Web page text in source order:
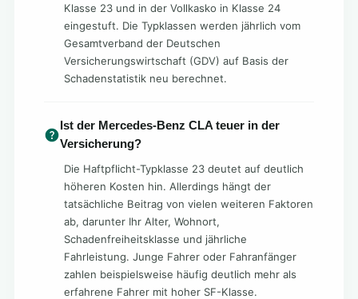
Klasse 23 und in der Vollkasko in Klasse 24
eingestuft. Die Typklassen werden jährlich vom
Gesamtverband der Deutschen
Versicherungswirtschaft (GDV) auf Basis der
Schadenstatistik neu berechnet.
Ist der Mercedes-Benz CLA teuer in der
Versicherung?
Die Haftpflicht-Typklasse 23 deutet auf deutlich
höheren Kosten hin. Allerdings hängt der
tatsächliche Beitrag von vielen weiteren Faktoren
ab, darunter Ihr Alter, Wohnort,
Schadenfreiheitsklasse und jährliche
Fahrleistung. Junge Fahrer oder Fahranfänger
zahlen beispielsweise häufig deutlich mehr als
erfahrene Fahrer mit hoher SF-Klasse.